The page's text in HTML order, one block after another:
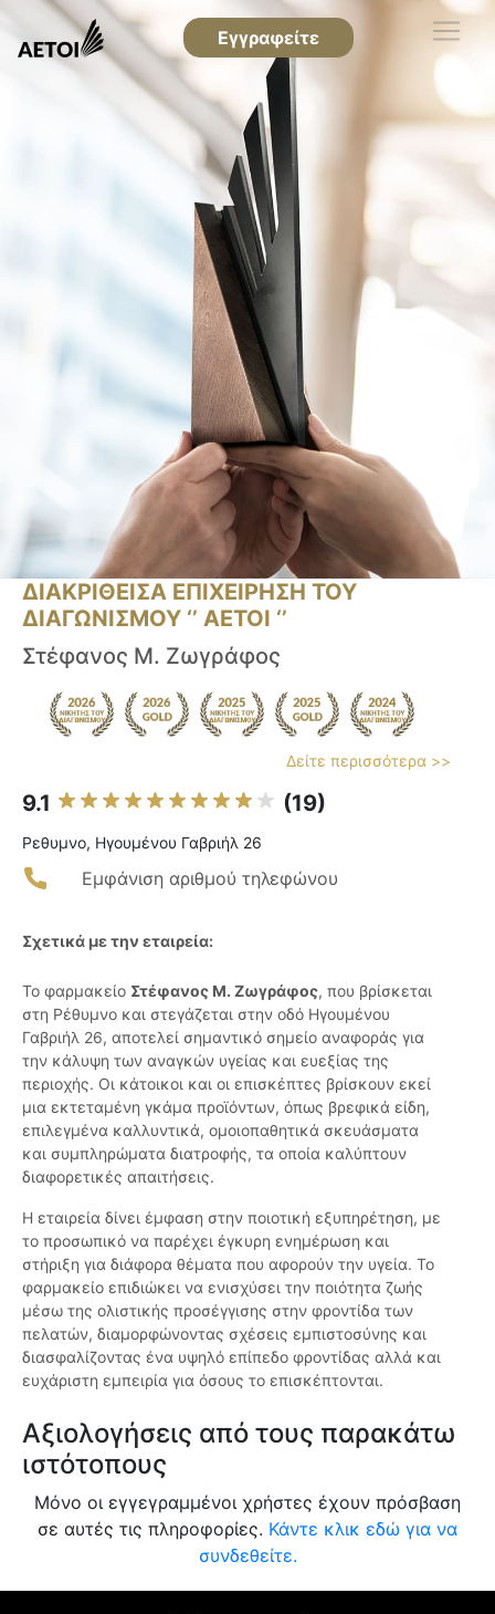
Εγγραφείτε
ΔΙΑΚΡΙΘΕΙΣΑ ΕΠΙΧΕΙΡΗΣΗ ΤΟΥ
ΔΙΑΓΩΝΙΣΜΟΥ ‘’ ΑΕΤΟΙ ‘’
Στέφανος Μ. Ζωγράφος
Δείτε περισσότερα >>
9.1 (19)
Ρεθυμνο, Ηγουμένου Γαβριήλ 26
Εμφάνιση αριθμού τηλεφώνου
Σχετικά με την εταιρεία:
Το φαρμακείο Στέφανος Μ. Ζωγράφος, που βρίσκεται
στη Ρέθυμνο και στεγάζεται στην οδό Ηγουμένου
Γαβριήλ 26, αποτελεί σημαντικό σημείο αναφοράς για
την κάλυψη των αναγκών υγείας και ευεξίας της
περιοχής. Οι κάτοικοι και οι επισκέπτες βρίσκουν εκεί
μια εκτεταμένη γκάμα προϊόντων, όπως βρεφικά είδη,
επιλεγμένα καλλυντικά, ομοιοπαθητικά σκευάσματα
και συμπληρώματα διατροφής, τα οποία καλύπτουν
διαφορετικές απαιτήσεις.
Η εταιρεία δίνει έμφαση στην ποιοτική εξυπηρέτηση, με
το προσωπικό να παρέχει έγκυρη ενημέρωση και
στήριξη για διάφορα θέματα που αφορούν την υγεία. Το
φαρμακείο επιδιώκει να ενισχύσει την ποιότητα ζωής
μέσω της ολιστικής προσέγγισης στην φροντίδα των
πελατών, διαμορφώνοντας σχέσεις εμπιστοσύνης και
διασφαλίζοντας ένα υψηλό επίπεδο φροντίδας αλλά και
ευχάριστη εμπειρία για όσους το επισκέπτονται.
Αξιολογήσεις από τους παρακάτω
ιστότοπους
Μόνο οι εγγεγραμμένοι χρήστες έχουν πρόσβαση
σε αυτές τις πληροφορίες. Κάντε κλικ εδώ για να
συνδεθείτε.